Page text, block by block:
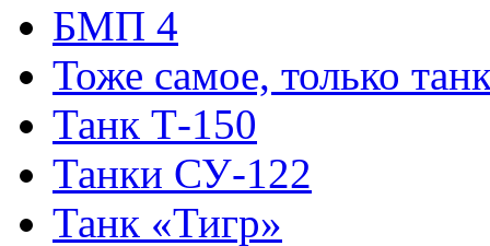
БМП 4
Тоже самое, только
Танк Т-150
Танки СУ-122
Танк «Тигр»